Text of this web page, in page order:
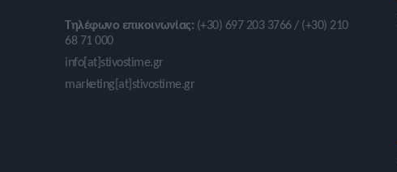
Τηλέφωνο επικοινωνίας: (+30) 697 203 3766 / (+30) 210
68 71 000
info[at]stivostime.gr
marketing[at]stivostime.gr